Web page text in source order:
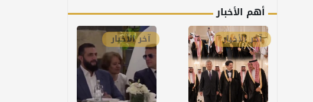
أهم الأخبار
آخر الأخبار آخر الأخبار